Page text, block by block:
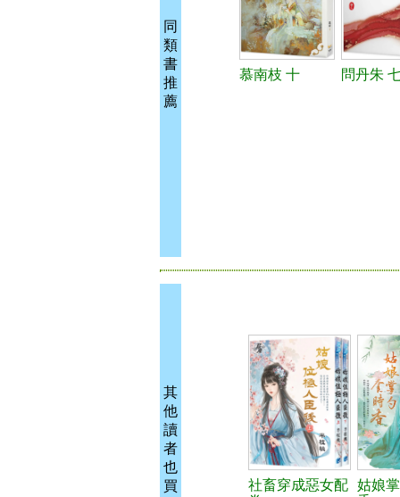
同
類
書
推
薦
慕南枝 十 問丹朱
其
他
讀
者
也
買
社畜穿成惡女配
姑娘